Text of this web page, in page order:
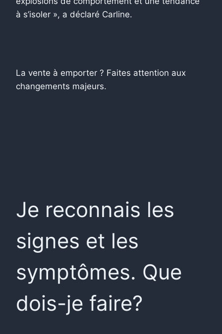
à s’isoler », a déclaré Carline.
La vente à emporter ? Faites attention aux
changements majeurs.
Je reconnais les
signes et les
symptômes. Que
dois-je faire?